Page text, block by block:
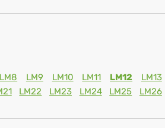
LM8 LM9 LM10 LM11 LM12
LM13
LM22 LM23 LM24 LM25
LM26